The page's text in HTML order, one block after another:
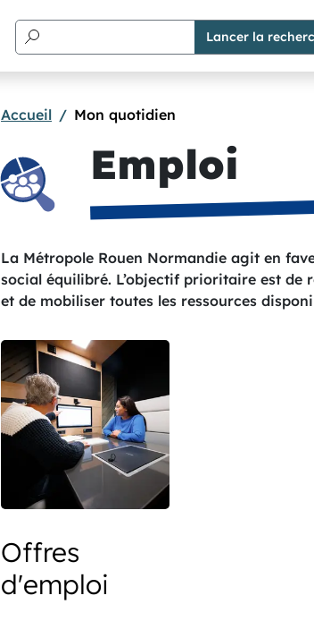
Accueil Mon quotidien
Emploi
Texte de présentation
La Métropole Rouen Normandie agit en
social équilibré. L’objectif prioritaire est de
et de mobiliser toutes les ressources
Offres
d'emploi